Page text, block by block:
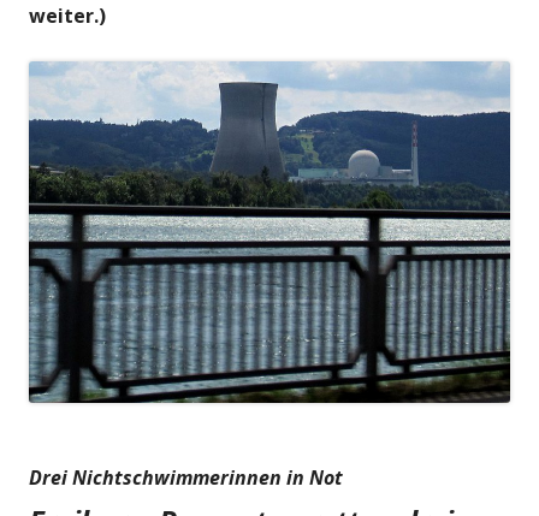
weiter.)
Drei Nichtschwimmerinnen in Not